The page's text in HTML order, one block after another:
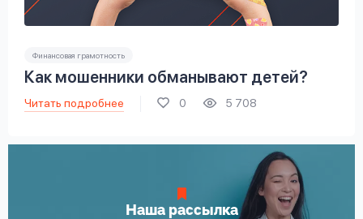
Финансовая грамотность
Как мошенники обманывают детей?
Читать подробнее 0 5 708
Наша рассылка